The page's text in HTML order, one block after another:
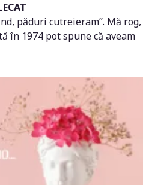
păduri cutreieram”. Mă rog,
în 1974 pot spune că aveam